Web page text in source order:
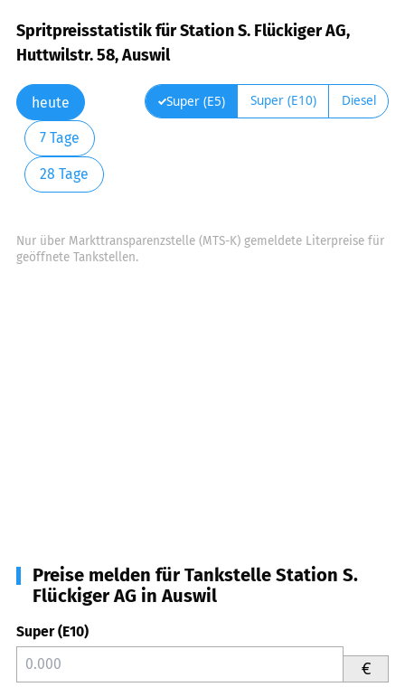
Spritpreisstatistik für Station S. Flückiger AG,
Huttwilstr. 58, Auswil
heute
7 Tage
28 Tage
Super (E5) Super (E10) Diesel
Nur über Markttransparenzstelle (MTS-K) gemeldete Literpreise für
geöffnete Tankstellen.
Preise melden für Tankstelle Station S.
Flückiger AG in Auswil
Super (E10)
€